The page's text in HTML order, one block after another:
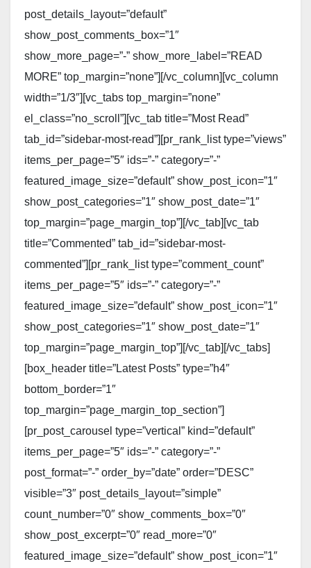
post_details_layout=”default”
show_post_comments_box=”1″
show_more_page=”-” show_more_label=”READ
MORE” top_margin=”none”][/vc_column][vc_column
width=”1/3″][vc_tabs top_margin=”none”
el_class=”no_scroll”][vc_tab title=”Most Read”
tab_id=”sidebar-most-read”][pr_rank_list type=”views”
items_per_page=”5″ ids=”-” category=”-”
featured_image_size=”default” show_post_icon=”1″
show_post_categories=”1″ show_post_date=”1″
top_margin=”page_margin_top”][/vc_tab][vc_tab
title=”Commented” tab_id=”sidebar-most-
commented”][pr_rank_list type=”comment_count”
items_per_page=”5″ ids=”-” category=”-”
featured_image_size=”default” show_post_icon=”1″
show_post_categories=”1″ show_post_date=”1″
top_margin=”page_margin_top”][/vc_tab][/vc_tabs]
[box_header title=”Latest Posts” type=”h4″
bottom_border=”1″
top_margin=”page_margin_top_section”]
[pr_post_carousel type=”vertical” kind=”default”
items_per_page=”5″ ids=”-” category=”-”
post_format=”-” order_by=”date” order=”DESC”
visible=”3″ post_details_layout=”simple”
count_number=”0″ show_comments_box=”0″
show_post_excerpt=”0″ read_more=”0″
featured_image_size=”default” show_post_icon=”1″